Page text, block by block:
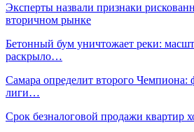
Эксперты назвали признаки
вторичном рынке
Бетонный бум уничтожает реки:
раскрыло…
Самара определит второго Чемпиона:
лиги…
Срок безналоговой продажи квартир